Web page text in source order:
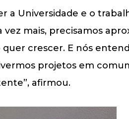
a Universidade e o
mais, precisamos
crescer. E nós
projetos em
afirmou.